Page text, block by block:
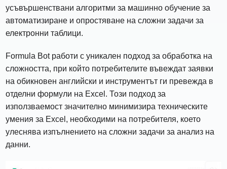
усъвършенствани алгоритми за машинно обучение за
автоматизиране и опростяване на сложни задачи за
електронни таблици.
Formula Bot работи с уникален подход за обработка на
сложността, при който потребителите въвеждат заявки
на обикновен английски и инструментът ги превежда в
отделни формули на Excel. Този подход за
използваемост значително минимизира техническите
умения за Excel, необходими на потребителя, което
улеснява изпълнението на сложни задачи за анализ на
данни.